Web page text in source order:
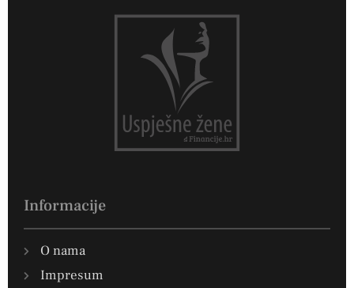
Informacije
O nama
Impresum